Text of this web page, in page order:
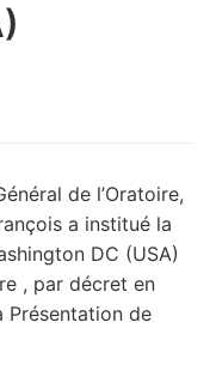
de l’Oratoire,
a institué la
DC (USA)
, par décret en
de